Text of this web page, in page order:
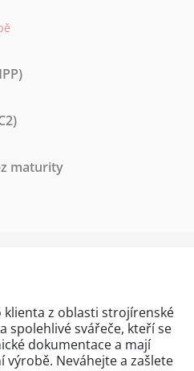
maturity
klienta z oblasti strojírenské
spolehlivé svářeče, kteří se
dokumentace a mají
Neváhejte a zašlete